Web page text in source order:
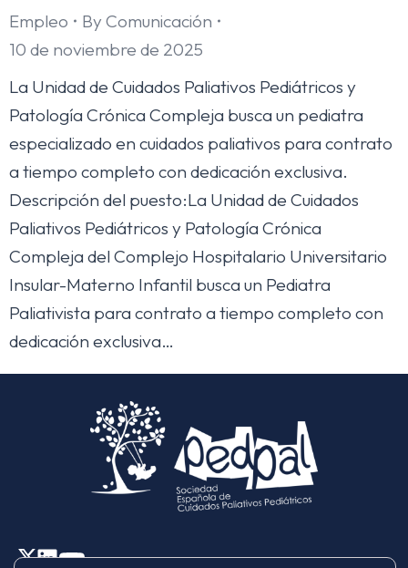
Empleo By Comunicación
10 de noviembre de 2025
La Unidad de Cuidados Paliativos Pediátricos y
Patología Crónica Compleja busca un pediatra
especializado en cuidados paliativos para contrato
a tiempo completo con dedicación exclusiva.
Descripción del puesto:La Unidad de Cuidados
Paliativos Pediátricos y Patología Crónica
Compleja del Complejo Hospitalario Universitario
Insular-Materno Infantil busca un Pediatra
Paliativista para contrato a tiempo completo con
dedicación exclusiva…